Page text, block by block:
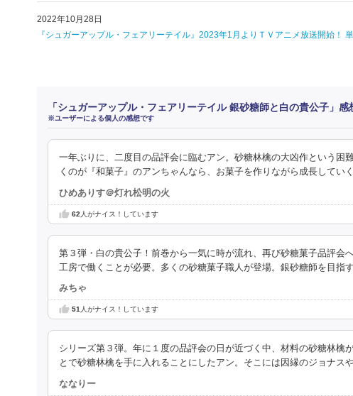
2022年10月28日
『シュガーアップル・フェアリーテイル』2023年1月よりＴＶアニメ放送開始！
「シュガーアップル・フェアリーテイル 銀砂糖師と白の貴公子」感
※ユーザーによる個人の感想です
一年ぶりに、二度目の品評会に臨むアン。砂糖林檎の大凶作という
くのが『和菓子』のアンちゃんなら、お菓子を作りながら成長してい
ひめありす＠灯れ松明の火
62 人がナイス！しています
第３弾・白の貴公子！前巻から一気に時が流れ、再び砂糖菓子品評
工房で働くことが必要。多くの砂糖菓子職人が登場。銀砂糖師を目指
みちゃ
51人がナイス！しています
シリーズ第３弾。年に１度の品評会の日が近づく中、材料の砂糖林檎
とで砂糖林檎を手に入れることにしたアン。そこには因縁のジョナス
ななりー